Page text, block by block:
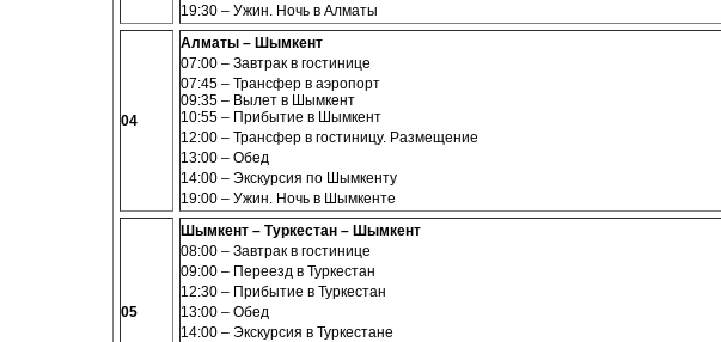
19:30 – Ужин. Ночь в Алматы
04
Алматы – Шымкент
07:00 – Завтрак в гостинице
07:45 – Трансфер в аэропорт
09:35 – Вылет в Шымкент
10:55 – Прибытие в Шымкент
12:00 – Трансфер в гостиницу. Размещение
13:00 – Обед
14:00 – Экскурсия по Шымкенту
19:00 – Ужин. Ночь в Шымкенте
05
Шымкент – Туркестан – Шымкент
08:00 – Завтрак в гостинице
09:00 – Переезд в Туркестан
12:30 – Прибытие в Туркестан
13:00 – Обед
14:00 – Экскурсия в Туркестане